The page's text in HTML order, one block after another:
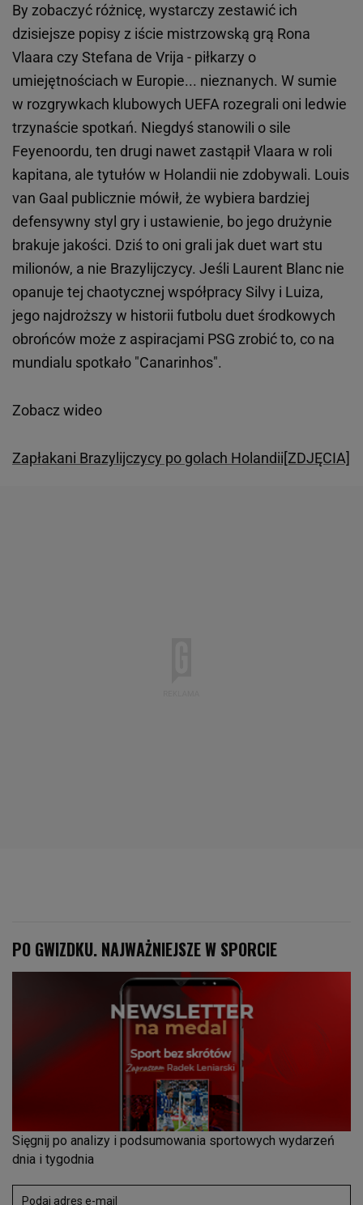
By zobaczyć różnicę, wystarczy zestawić ich
dzisiejsze popisy z iście mistrzowską grą Rona
Vlaara czy Stefana de Vrija - piłkarzy o
umiejętnościach w Europie... nieznanych. W sumie
w rozgrywkach klubowych UEFA rozegrali oni ledwie
trzynaście spotkań. Niegdyś stanowili o sile
Feyenoordu, ten drugi nawet zastąpił Vlaara w roli
kapitana, ale tytułów w Holandii nie zdobywali. Louis
van Gaal publicznie mówił, że wybiera bardziej
defensywny styl gry i ustawienie, bo jego drużynie
brakuje jakości. Dziś to oni grali jak duet wart stu
milionów, a nie Brazylijczycy. Jeśli Laurent Blanc nie
opanuje tej chaotycznej współpracy Silvy i Luiza,
jego najdroższy w historii futbolu duet środkowych
obrońców może z aspiracjami PSG zrobić to, co na
mundialu spotkało "Canarinhos".
Zobacz wideo
Zapłakani Brazylijczycy po golach Holandii[ZDJĘCIA]